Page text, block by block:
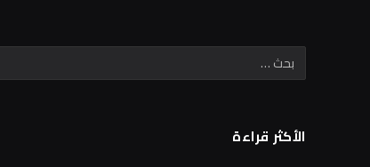
الأكثر قراءة